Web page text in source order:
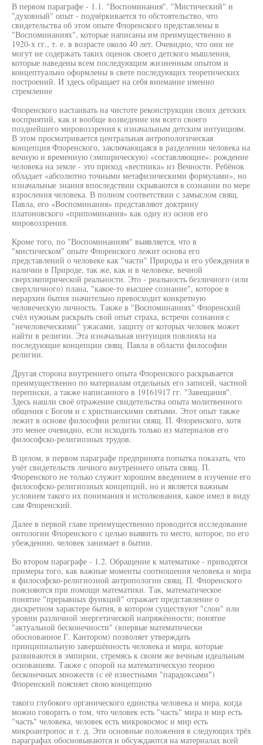
В первом параграфе - 1.1. "Воспоминания". "Мистический" и
"духовный" опыт - подчёркивается то обстоятельство, что
свидетельства об этом опыте Флоренского представлены в
"Воспоминаниях", которые написаны им преимущественно в
1920-х гг., т. е. в возрасте около 40 лет. Очевидно, что они не
могут не содержать таких оценок своего детского мышления,
которые наведены всем последующим жизненным опытом и
концептуально оформлены в свете последующих теоретических
построений. И здесь обращает на себя внимание именно
стремление
Флоренского настаивать на чистоте реконструкции своих детских
восприятий, как и вообще возведение им всего своего
позднейшего мировоззрения к изначальным детским интуициям.
В этом просматривается центральная антропологическая
концепция Флоренского, заключающаяся в разделении человека на
вечную и временную (эмпирическую) «составляющие»: рождение
человека на земле - это приход «вестника» из Вечности. Ребёнок
обладает «абсолютно точными метафизическими формулами», но
изначальные знания впоследствии скрываются в сознании по мере
взросления человека. В полном соответствии с замыслом свящ.
Павла, его «Воспоминания» представляют доктрину
платоновского «припоминания» как одну из основ его
мировоззрения.
Кроме того, по "Воспоминаниям" выявляется, что в
"мистическом" опыте Флоренского лежит основа его
представлений о человеке как "части" Природы и его убеждения в
наличии в Природе, так же, как и в человеке, вечной
сверхэмпирической реальности. Это - реальность безличного (или
сверхличного) плана, "какое-то высшее сознание", которое в
иерархии бытия значительно превосходит конкретную
человеческую личность. Также в "Воспоминаниях" Флоренский
счёл нужным раскрыть свой опыт страха, встречи сознания с
"нечеловеческими" ужасами, защиту от которых человек может
найти в религии. Эта изначальная интуиция повлияла на
последующие концепции свящ. Павла в области философии
религии.
Другая сторона внутреннего опыта Флоренского раскрывается
преимущественно по материалам отдельных его записей, частной
переписки, а также написанного в 19161917 гг. "Завещания".
Здесь нашли своё отражение свидетельства опыта молитвенного
общения с Богом и с христианскими святыми. Этот опыт также
лежит в основе философии религии свящ. П. Флоренского, хотя
это менее очевидно, если исходить только из материалов его
философско-религиозных трудов.
В целом, в первом параграфе предпринята попытка показать, что
учёт свидетельств личного внутреннего опыта свящ. П.
Флоренского не только служит хорошим введением в изучение его
философско-религиозных концепций, но и является важным
условием такого их понимания и истолкования, какое имел в виду
сам Флоренский.
Далее в первой главе преимущественно проводится исследование
онтологии Флоренского с целью выявить то место, которое, по его
убеждению, человек занимает в бытии.
Во втором параграфе - 1.2. Обращение к математике - приводятся
примеры того, как важные моменты соотношения человека и мира
в философско-религиозной антропологии свящ. П. Флоренского
поясняются при помощи математики. Так, математическое
понятие "прерывных функций" отражает представление о
дискретном характере бытия, в котором существуют "слои" или
уровни различной энергетической напряжённости; понятие
"актуальной бесконечности" (впервые математически
обоснованное Г. Кантором) позволяет утверждать
принципиальную завершённость человека и мира, которые
развиваются в эмпирии, стремясь к своим же вечным идеальным
основаниям. Также с опорой на математическую теорию
бесконечных множеств (с её известными "парадоксами")
Флоренский поясняет свою концепцию
такого глубокого органического единства человека и мира, когда
можно говорить о том, что человек есть "часть" мира и мир есть
"часть" человека, человек есть микрокосмос и мир есть
микроантропос и т. д. Эти основные положения в следующих трёх
параграфах обосновываются и обсуждаются на материалах всей